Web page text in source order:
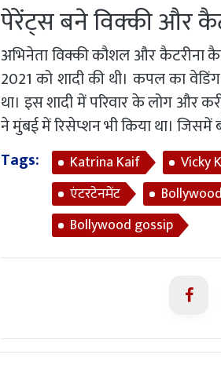
पेरेंट्स बने विक्की और
अभिनेता विक्की कौशल और कैटरीना
2021 को शादी की थी। कपल का
था। इस शादी में परिवार के लोग और
ने मुंबई में रिसेप्शन भी किया था। जिसमें
Tags:
Katrina Kaif Vicky
एंटरटेनमेंट
Bollywood
Bollywood gossip